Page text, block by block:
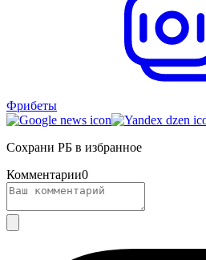
Фрибеты
Сохрани РБ в избранное
Комментарии0